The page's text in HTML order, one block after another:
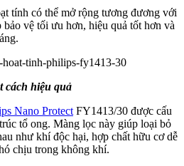
tính có thể mở rộng tương đương với
vệ tối ưu hơn, hiệu quả tốt hơn và
cách hiệu quả
Nano Protect FY1413/30 được cấu
tổ ong. Màng lọc này giúp loại bỏ
như khí độc hại, hợp chất hữu cơ dễ
chịu trong không khí.